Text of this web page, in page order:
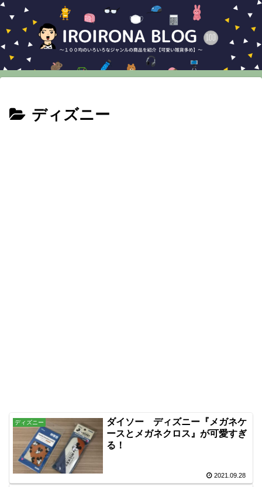
ディズニー
ディズニー
ダイソー ディズニー『メガネケ
ースとメガネクロス』が可愛すぎ
る！
2021.09.28